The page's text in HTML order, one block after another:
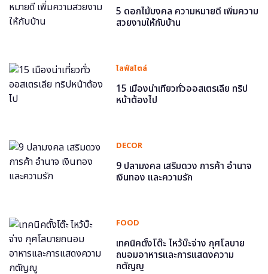
5 ดอกไม้มงคล ความหมายดี เพิ่มความ
สวยงามให้กับบ้าน
ไลฟ์สไตล์
15 เมืองน่าเที่ยวทั่วออสเตรเลีย ทริป
หน้าต้องไป
DECOR
9 ปลามงคล เสริมดวง การค้า อำนาจ
เงินทอง และความรัก
FOOD
เทคนิคตั้งโต๊ะ ไหว้บ๊ะจ่าง กุศโลบาย
ถนอมอาหารและการแสดงความ
กตัญญู